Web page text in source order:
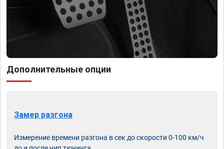
Дополнительные опции
Замер разгона
Измерение времени разгона в сек до скорости 0-100 км/ч